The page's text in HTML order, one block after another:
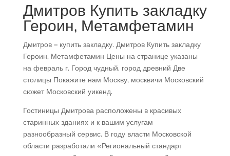
Дмитров Купить закладку
Героин, Метамфетамин
Дмитров – купить закладку. Дмитров Купить закладку
Героин, Метамфетамин Цены на странице указаны
на февраль г. Город чудный, город древний Две
столицы Покажите нам Москву, москвичи Московский
сюжет Московский уикенд.
Гостиницы Дмитрова расположены в красивых
старинных зданиях и к вашим услугам
разнообразный сервис. В году власти Московской
области разработали «Региональный стандарт